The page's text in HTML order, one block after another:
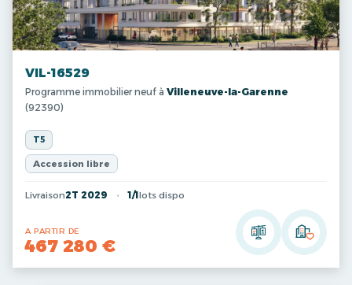
VIL-16529
Programme immobilier neuf à Villeneuve-la-Garenne
(92390)
T5
Accession libre
Livraison2T 2029 1/1 lots dispo
A PARTIR DE
467 280 €